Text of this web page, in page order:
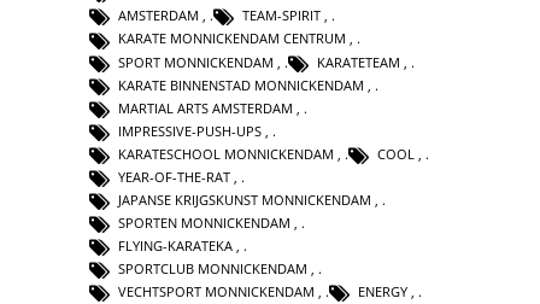
AMSTERDAM , TEAM-SPIRIT ,
KARATE MONNICKENDAM CENTRUM ,
SPORT MONNICKENDAM
KARATETEAM
KARATE BINNENSTAD MONNICKENDAM
MARTIAL ARTS AMSTERDAM
IMPRESSIVE-PUSH-UPS
KARATESCHOOL MONNICKENDAM
COOL
YEAR-OF-THE-RAT
JAPANSE KRIJGSKUNST MONNICKENDAM
SPORTEN MONNICKENDAM
FLYING-KARATEKA ,
SPORTCLUB MONNICKENDAM ,
VECHTSPORT MONNICKENDAM , ENERGY ,